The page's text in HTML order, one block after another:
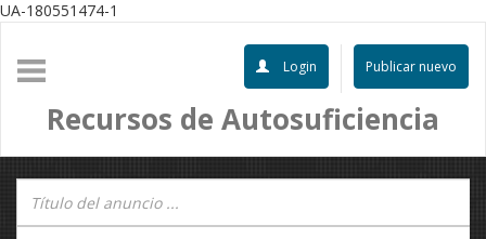
UA-180551474-1
Publicar nuevo
Login
Recursos de Autosuficiencia